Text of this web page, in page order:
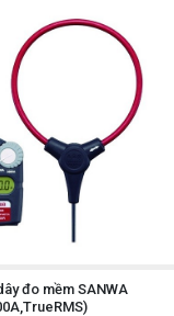
đo mềm SANWA